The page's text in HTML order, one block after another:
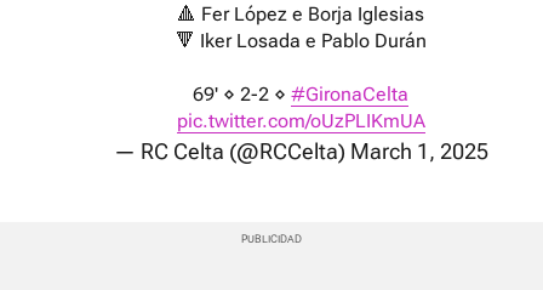
🔺 Fer López e Borja Iglesias
🔻 Iker Losada e Pablo Durán
69' ⋄ 2-2 ⋄ #GironaCelta
pic.twitter.com/oUzPLIKmUA
— RC Celta (@RCCelta) March 1, 2025